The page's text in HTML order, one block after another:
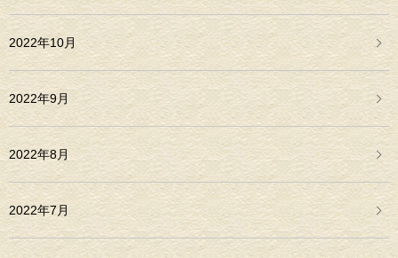
2022年10月
2022年9月
2022年8月
2022年7月